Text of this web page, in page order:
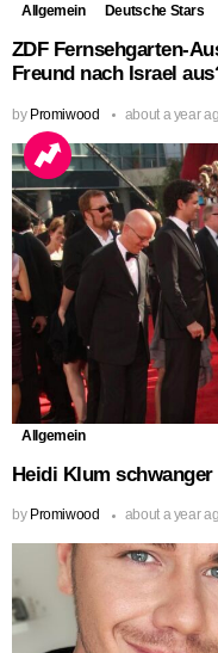
Allgemein Deutsche Stars
ZDF Fernsehgarten-
Freund nach Israel
by Promiwood about a year
Allgemein
Heidi Klum
by Promiwood about a year